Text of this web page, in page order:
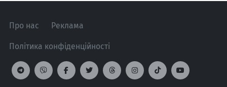
Про нас Реклама
Політика конфіденційності